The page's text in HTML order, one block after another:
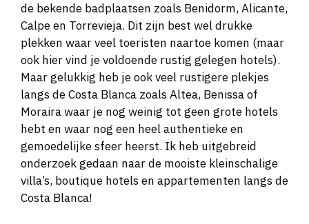
de bekende badplaatsen zoals Benidorm, Alicante,
Calpe en Torrevieja. Dit zijn best wel drukke
plekken waar veel toeristen naartoe komen (maar
ook hier vind je voldoende rustig gelegen hotels).
Maar gelukkig heb je ook veel rustigere plekjes
langs de Costa Blanca zoals Altea, Benissa of
Moraira waar je nog weinig tot geen grote hotels
hebt en waar nog een heel authentieke en
gemoedelijke sfeer heerst. Ik heb uitgebreid
onderzoek gedaan naar de mooiste kleinschalige
villa’s, boutique hotels en appartementen langs de
Costa Blanca!